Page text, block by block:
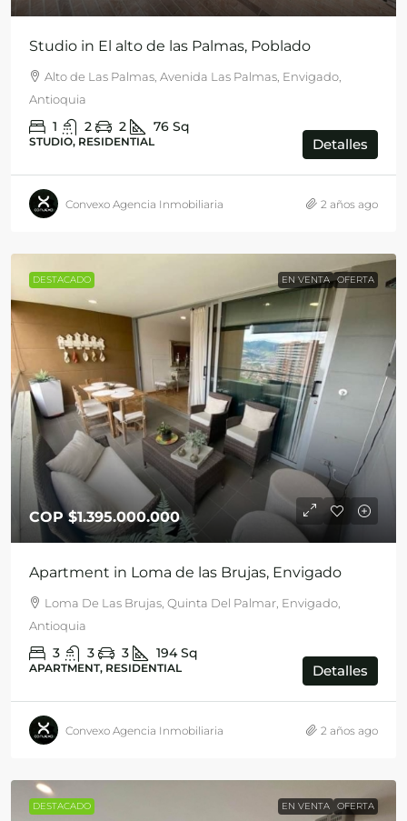
Studio in El alto de las Palmas, Poblado
Alto de Las Palmas, Avenida Las Palmas, Envigado,
Antioquia
1 2 2 76 Sq
STUDIO, RESIDENTIAL Detalles
Convexo Agencia Inmobiliaria 2 años ago
DESTACADO EN VENTA OFERTA
COP$1.395.000.000
Apartment in Loma de las Brujas, Envigado
Loma De Las Brujas, Quinta Del Palmar, Envigado,
Antioquia
3 3 3 194 Sq
APARTMENT, RESIDENTIAL Detalles
Convexo Agencia Inmobiliaria 2 años ago
DESTACADO EN VENTA OFERTA